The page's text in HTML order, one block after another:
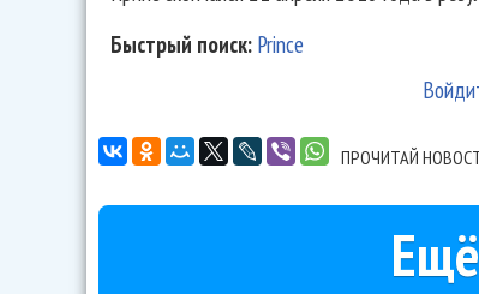
Быстрый поиск: Prince
ПРОЧИТАЙ